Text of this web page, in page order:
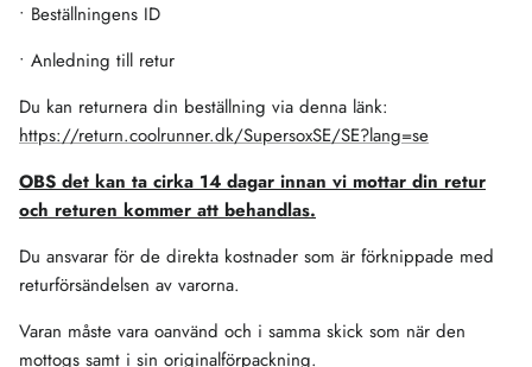
• Beställningens ID
• Anledning till retur
Du kan returnera din beställning via denna länk:
https://return.coolrunner.dk/SupersoxSE/SE?lang=se
OBS det kan ta cirka 14 dagar innan vi mottar din retur
och returen kommer att behandlas.
Du ansvarar för de direkta kostnader som är förknippade med
returförsändelsen av varorna.
Varan måste vara oanvänd och i samma skick som när den
mottogs samt i sin originalförpackning.